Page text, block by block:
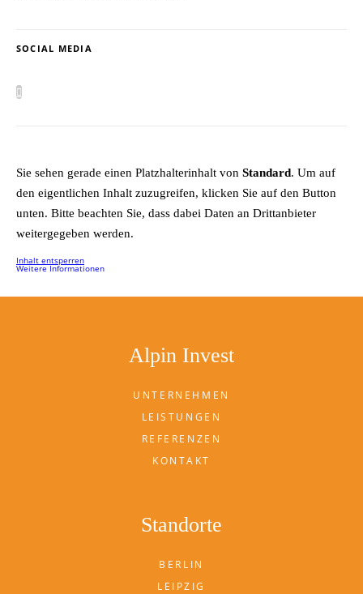
SOCIAL MEDIA
Sie sehen gerade einen Platzhalterinhalt von Standard. Um auf
den eigentlichen Inhalt zuzugreifen, klicken Sie auf den Button
unten. Bitte beachten Sie, dass dabei Daten an Drittanbieter
weitergegeben werden.
Inhalt entsperren
Weitere Informationen
Alpin Invest
UNTERNEHMEN
LEISTUNGEN
REFERENZEN
KONTAKT
Standorte
BERLIN
LEIPZIG